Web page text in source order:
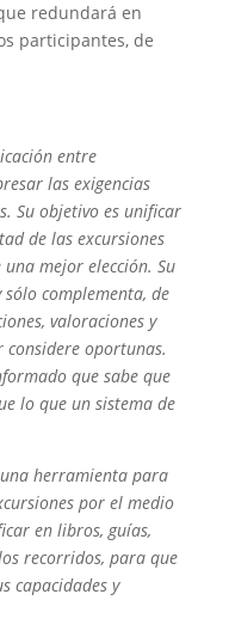
redundará en
participantes, de
entre
las exigencias
Su objetivo es unificar
de las excursiones
mejor elección. Su
complementa, de
valoraciones y
considere oportunas.
que sabe que
lo que un sistema de
herramienta para
por el medio
en libros, guías,
recorridos, para que
capacidades y